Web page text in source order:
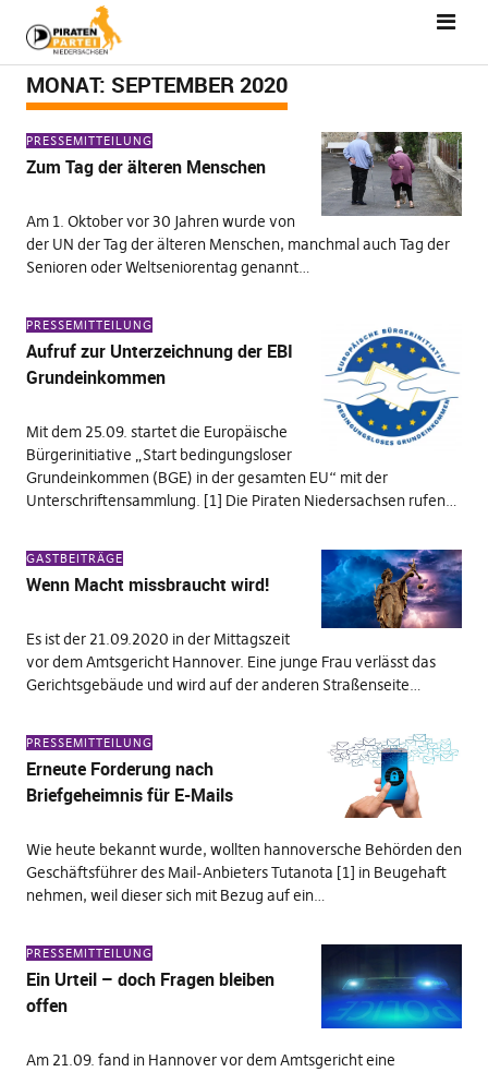
MONAT: SEPTEMBER 2020
PRESSEMITTEILUNG
Zum Tag der älteren Menschen
Am 1. Oktober vor 30 Jahren wurde von
der UN der Tag der älteren Menschen, manchmal auch Tag der
Senioren oder Weltseniorentag genannt…
PRESSEMITTEILUNG
Aufruf zur Unterzeichnung der EBI
Grundeinkommen
Mit dem 25.09. startet die Europäische
Bürgerinitiative „Start bedingungsloser
Grundeinkommen (BGE) in der gesamten EU“ mit der
Unterschriftensammlung. [1] Die Piraten Niedersachsen rufen…
GASTBEITRÄGE
Wenn Macht missbraucht wird!
Es ist der 21.09.2020 in der Mittagszeit
vor dem Amtsgericht Hannover. Eine junge Frau verlässt das
Gerichtsgebäude und wird auf der anderen Straßenseite…
PRESSEMITTEILUNG
Erneute Forderung nach
Briefgeheimnis für E-Mails
Wie heute bekannt wurde, wollten hannoversche Behörden den
Geschäftsführer des Mail-Anbieters Tutanota [1] in Beugehaft
nehmen, weil dieser sich mit Bezug auf ein…
PRESSEMITTEILUNG
Ein Urteil – doch Fragen bleiben
offen
Am 21.09. fand in Hannover vor dem Amtsgericht eine